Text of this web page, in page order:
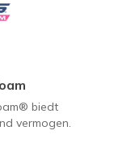
biedt
vermogen.